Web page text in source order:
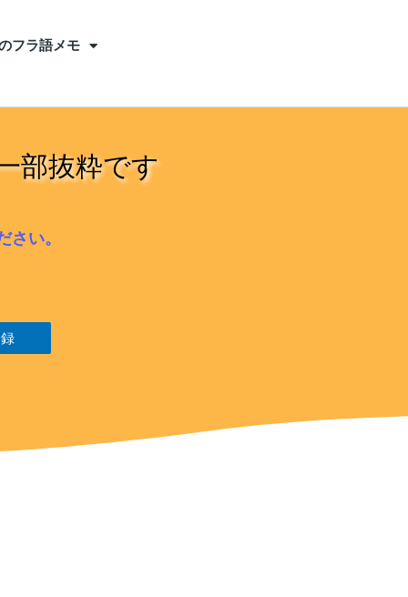
フラ語メモ
部抜粋です
い。